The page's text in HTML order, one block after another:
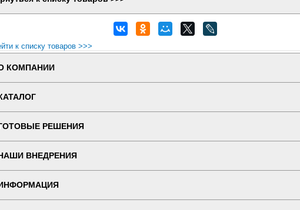
к списку товаров >>>
КОМПАНИИ
КАТАЛОГ
ГОТОВЫЕ РЕШЕНИЯ
НАШИ ВНЕДРЕНИЯ